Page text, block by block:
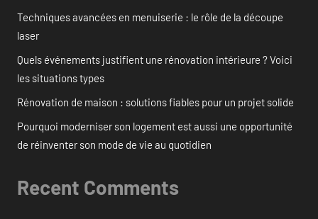
Techniques avancées en menuiserie : le rôle de la découpe
laser
Quels événements justifient une rénovation intérieure ? Voici
les situations types
Rénovation de maison : solutions fiables pour un projet solide
Pourquoi moderniser son logement est aussi une opportunité
de réinventer son mode de vie au quotidien
Recent Comments